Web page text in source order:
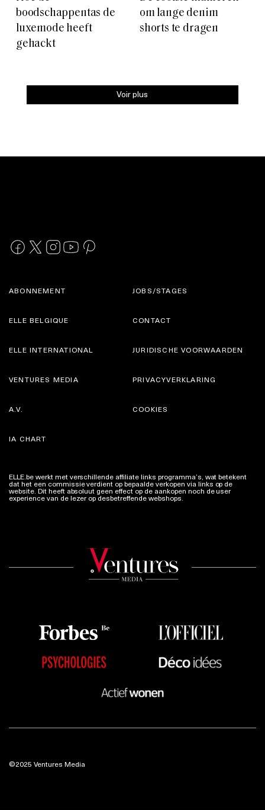
boodschappentas de
luxemode heeft
gehackt
om lange denim
shorts te dragen
Voir plus
ABONNEMENT
ELLE BELGIQUE
JOBS/STAGES
CONTACT
ELLE INTERNATIONAL
VENTURES MEDIA
JURIDISCHE VOORWAARDEN
PRIVACYVERKLARING
A.V.
IA CHART
COOKIES
ELLE.be werkt met verschillende affiliate links programma’s, wat betekent
dat het een commissie verdient op bepaalde verkopen via links op de
website. Dit heeft absoluut geen effect op de aankopen noch de user
experience van de lezer op desbetreffende webshops.
©2025 Ventures Media